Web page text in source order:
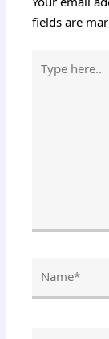
fields are
here..